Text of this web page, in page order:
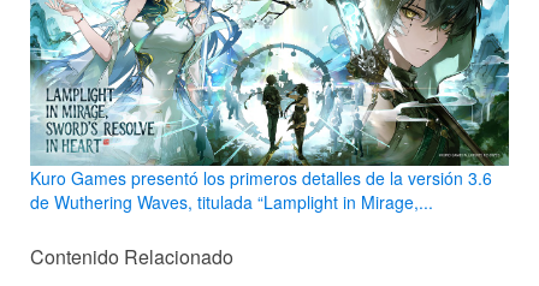
Kuro Games presentó los primeros detalles de la versión 3.6
de Wuthering Waves, titulada “Lamplight in Mirage,...
Contenido Relacionado